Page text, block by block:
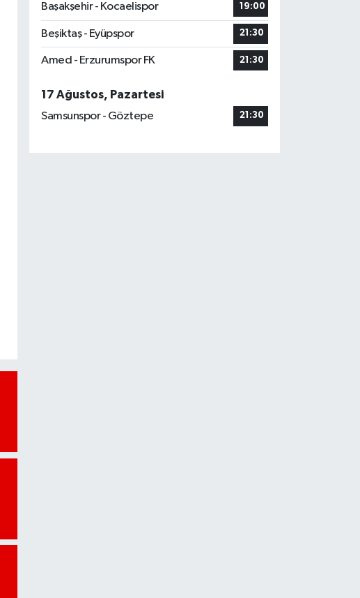
Başakşehir - Kocaelispor
19:00
Beşiktaş - Eyüpspor 21:30
Amed - Erzurumspor FK 21:30
17 Ağustos, Pazartesi
Samsunspor - Göztepe
21:30